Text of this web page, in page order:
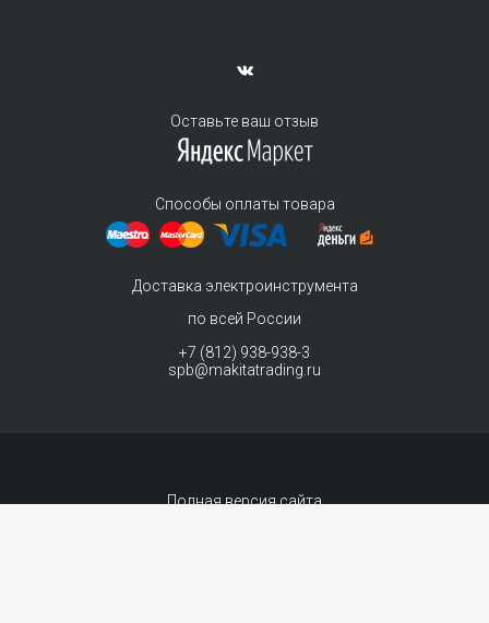
Оставьте ваш отзыв
Способы оплаты товара
Доставка электроинструмента
по всей России
+7 (812) 938-938-3
spb@makitatrading.ru
Полная версия сайта